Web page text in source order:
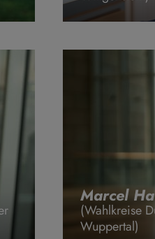
Marcel
(Wahlkreise
Wuppertal)